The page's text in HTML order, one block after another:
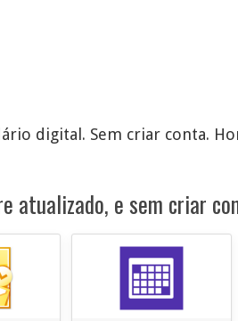
digital. Sem criar conta.
atualizado, e sem criar